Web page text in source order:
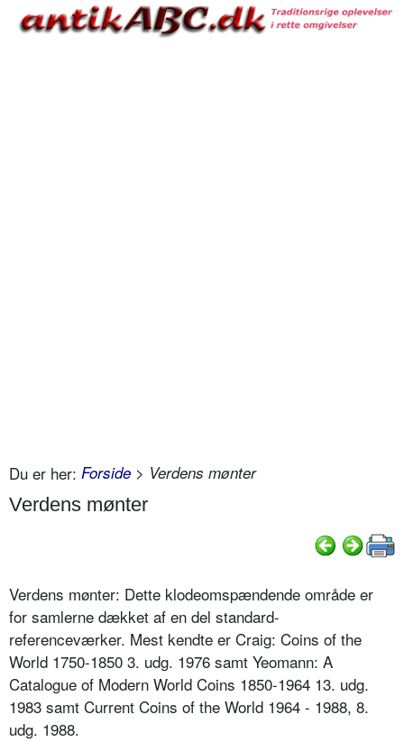
Du er her: Forside > Verdens mønter
Verdens mønter
Verdens mønter: Dette klodeomspændende område er
for samlerne dækket af en del standard-
referenceværker. Mest kendte er Craig: Coins of the
World 1750-1850 3. udg. 1976 samt Yeomann: A
Catalogue of Modern World Coins 1850-1964 13. udg.
1983 samt Current Coins of the World 1964 - 1988, 8.
udg. 1988.